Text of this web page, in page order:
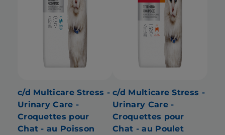
c/d Multicare Stress -
Urinary Care -
Croquettes pour
Chat - au Poisson
c/d Multicare Stress -
Urinary Care -
Croquettes pour
Chat - au Poulet